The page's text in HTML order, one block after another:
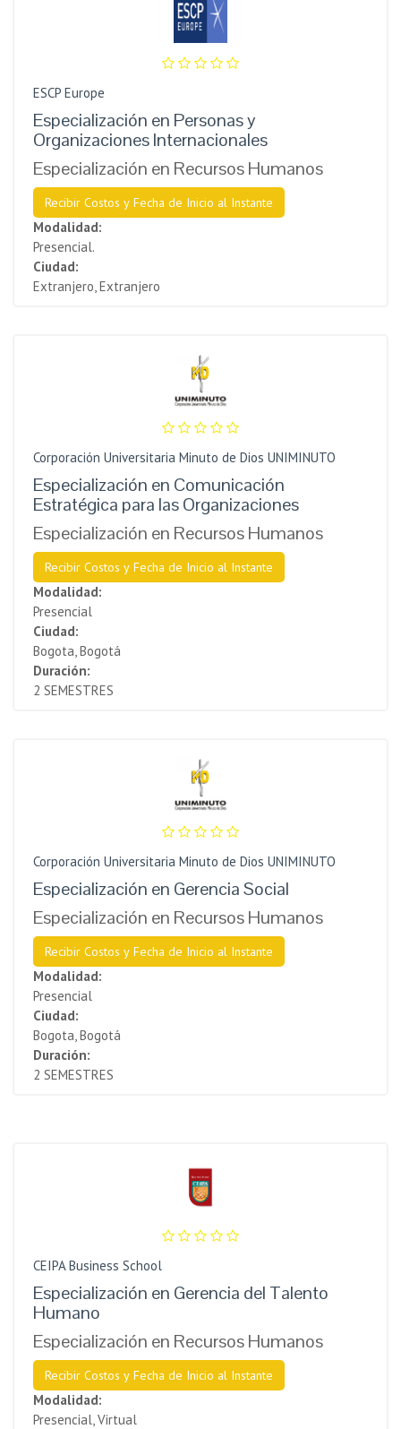
ESCP Europe
Especialización en Personas y
Organizaciones Internacionales
Especialización en Recursos Humanos
Recibir Costos y Fecha de Inicio al Instante
Modalidad:
Presencial.
Ciudad:
Extranjero, Extranjero
Corporación Universitaria Minuto de Dios UNIMINUTO
Especialización en Comunicación
Estratégica para las Organizaciones
Especialización en Recursos Humanos
Recibir Costos y Fecha de Inicio al Instante
Modalidad:
Presencial
Ciudad:
Bogota, Bogotá
Duración:
2 SEMESTRES
Corporación Universitaria Minuto de Dios UNIMINUTO
Especialización en Gerencia Social
Especialización en Recursos Humanos
Recibir Costos y Fecha de Inicio al Instante
Modalidad:
Presencial
Ciudad:
Bogota, Bogotá
Duración:
2 SEMESTRES
CEIPA Business School
Especialización en Gerencia del Talento
Humano
Especialización en Recursos Humanos
Recibir Costos y Fecha de Inicio al Instante
Modalidad:
Presencial, Virtual